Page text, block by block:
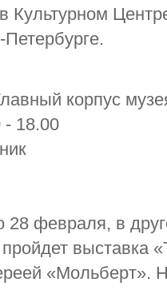
Культурном
корпус
18.00
28 февраля, в
выставка
«Мольберт».